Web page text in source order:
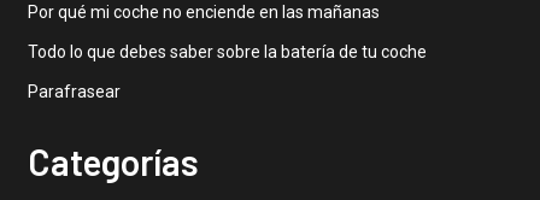
Por qué mi coche no enciende en las mañanas
Todo lo que debes saber sobre la batería de tu coche
Parafrasear
Categorías